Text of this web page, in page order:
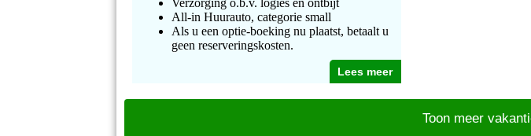
Verzorging o.b.v. logies en ontbijt
All-in Huurauto, categorie small
Als u een optie-boeking nu plaatst, betaalt u
geen reserveringskosten.
Lees meer
Toon meer